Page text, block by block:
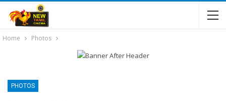
Home Photos
PHOTOS